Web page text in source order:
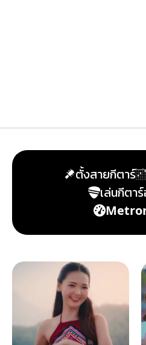
ตั้งสายกีตาร์
เล่นกีตา